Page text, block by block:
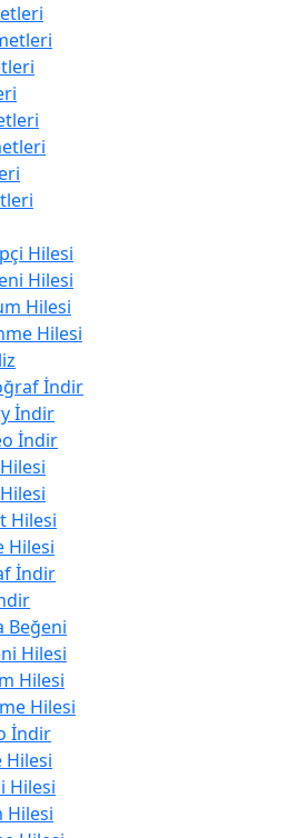
Hilesi
Hilesi
Hilesi
Hilesi
İndir
İndir
İndir
Hilesi
Hilesi
İndir
Beğeni
Hilesi
Hilesi
Hilesi
İndir
Hilesi
Hilesi
Hilesi